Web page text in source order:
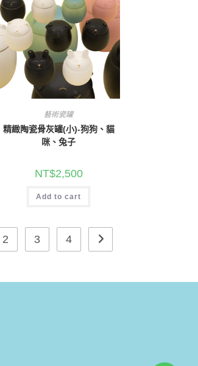
藝術瓷罐
精緻陶瓷骨灰罐(小)-狗狗、貓
咪、兔子
NT$2,500
Add to cart
2 3 4